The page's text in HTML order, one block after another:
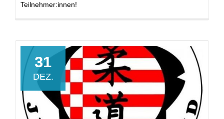
Teilnehmer:innen!
31
DEZ.